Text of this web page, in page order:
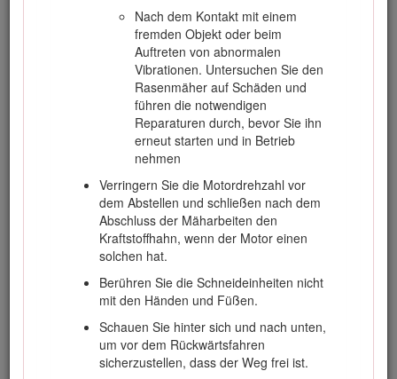
Nach dem Kontakt mit einem
fremden Objekt oder beim
Auftreten von abnormalen
Vibrationen. Untersuchen Sie den
Rasenmäher auf Schäden und
führen die notwendigen
Reparaturen durch, bevor Sie ihn
erneut starten und in Betrieb
nehmen
Verringern Sie die Motordrehzahl vor
dem Abstellen und schließen nach dem
Abschluss der Mäharbeiten den
Kraftstoffhahn, wenn der Motor einen
solchen hat.
Berühren Sie die Schneideinheiten nicht
mit den Händen und Füßen.
Schauen Sie hinter sich und nach unten,
um vor dem Rückwärtsfahren
sicherzustellen, dass der Weg frei ist.
verspritzen, wechseln Sie sofort die
Kleidung.
Füllen Sie den Kraftstofftank nie zu voll.
Tauschen Sie den Tankdeckel aus und
ziehen ihn fest.
Lassen Sie den Motor nie in unbelüfteten
Räumen laufen, da sich dort gefährliche
Kohlenmonoxidgase und Abgase
ansammeln können.
Mähen Sie nur bei Tageslicht oder guter
künstlicher Beleuchtung.
Kuppeln Sie, bevor Sie versuchen, den
Motor zu starten, alle Anbaugeräte aus,
schalten auf Neutral und aktivieren die